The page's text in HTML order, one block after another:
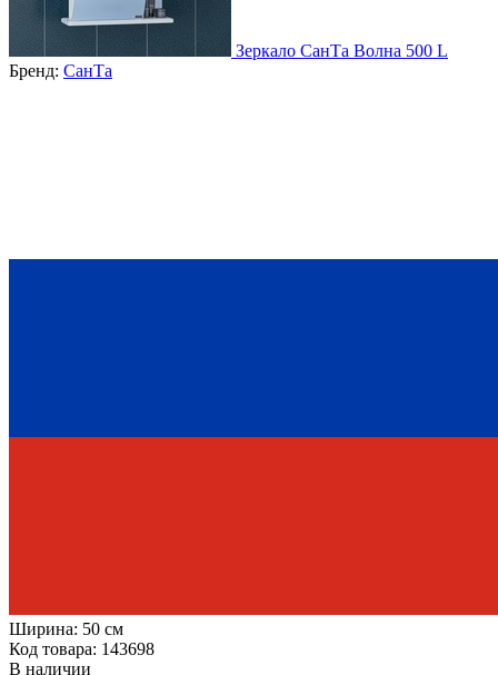
Зеркало СанТа Волна 500 L
Бренд: СанТа
Ширина: 50 см
Код товара: 143698
В наличии